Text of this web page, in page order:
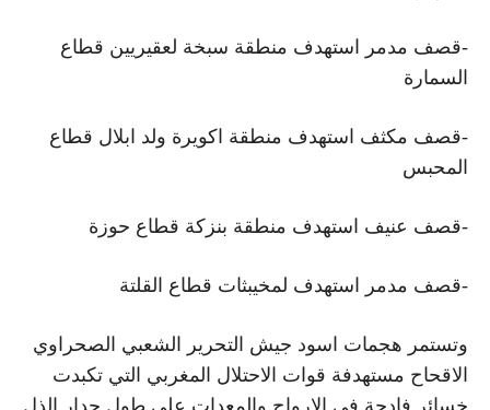
-قصف مدمر استهدف منطقة سبخة لعقيريين قطاع
السمارة
-قصف مكثف استهدف منطقة اكويرة ولد ابلال قطاع
المحبس
-قصف عنيف استهدف منطقة بنزكة قطاع حوزة
-قصف مدمر استهدف لمخيبثات قطاع القلتة
وتستمر هجمات اسود جيش التحرير الشعبي الصحراوي
الاقحاح مستهدفة قوات الاحتلال المغربي التي تكبدت
خسائر فادحة في الارواح والمعدات على طول جدار الذل